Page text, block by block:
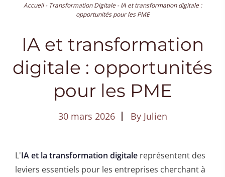
Accueil- Transformation Digitale-IA et transformation digitale :
opportunités pour les PME
IA et transformation
digitale : opportunités
pour les PME
30 mars 2026 By Julien
L'IA et la transformation digitale représentent des
leviers essentiels pour les entreprises cherchant à